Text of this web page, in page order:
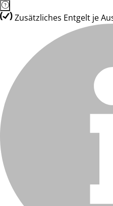
Zusätzliches Entgelt je